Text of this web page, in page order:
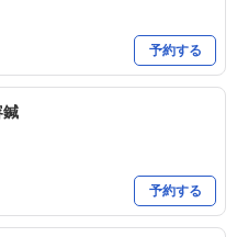
ンセル料が発生しますのでご
予約する
鍼
予約する